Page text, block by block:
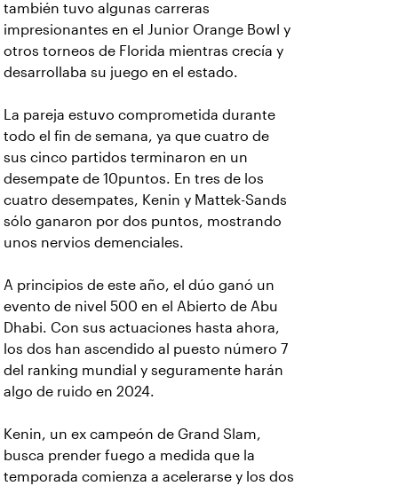
también tuvo algunas carreras
impresionantes en el Junior Orange Bowl y
otros torneos de Florida mientras crecía y
desarrollaba su juego en el estado.
La pareja estuvo comprometida durante
todo el fin de semana, ya que cuatro de
sus cinco partidos terminaron en un
desempate de 10puntos. En tres de los
cuatro desempates, Kenin y Mattek-Sands
sólo ganaron por dos puntos, mostrando
unos nervios demenciales.
A principios de este año, el dúo ganó un
evento de nivel 500 en el Abierto de Abu
Dhabi. Con sus actuaciones hasta ahora,
los dos han ascendido al puesto número 7
del ranking mundial y seguramente harán
algo de ruido en 2024.
Kenin, un ex campeón de Grand Slam,
busca prender fuego a medida que la
temporada comienza a acelerarse y los dos